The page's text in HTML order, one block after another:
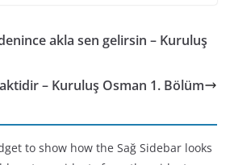
akla sen gelirsin – Kuruluş
– Kuruluş Osman 1. Bölüm
to show how the Sağ Sidebar looks